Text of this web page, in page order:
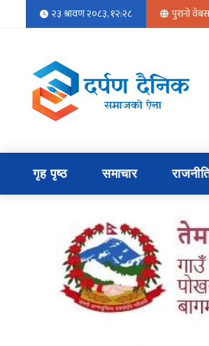
२३ श्रावण २०८३, १२:२८ पुरानो
गृह पृष्ठ समाचार